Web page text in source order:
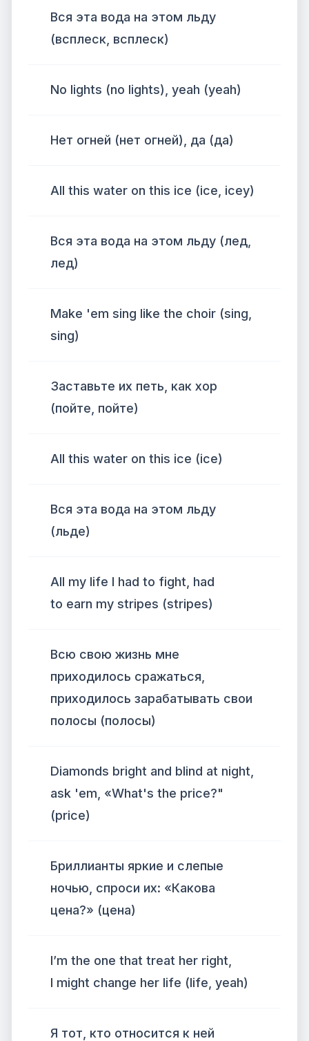
Вся эта вода на этом льду
(всплеск, всплеск)
No lights (no lights), yeah (yeah)
Нет огней (нет огней), да (да)
All this water on this ice (ice, icey)
Вся эта вода на этом льду (лед,
лед)
Make 'em sing like the choir (sing,
sing)
Заставьте их петь, как хор
(пойте, пойте)
All this water on this ice (ice)
Вся эта вода на этом льду
(льде)
All my life I had to fight, had
to earn my stripes (stripes)
Всю свою жизнь мне
приходилось сражаться,
приходилось зарабатывать свои
полосы (полосы)
Diamonds bright and blind at night,
ask 'em, «What's the price?"
(price)
Бриллианты яркие и слепые
ночью, спроси их: «Какова
цена?» (цена)
I’m the one that treat her right,
I might change her life (life, yeah)
Я тот, кто относится к ней